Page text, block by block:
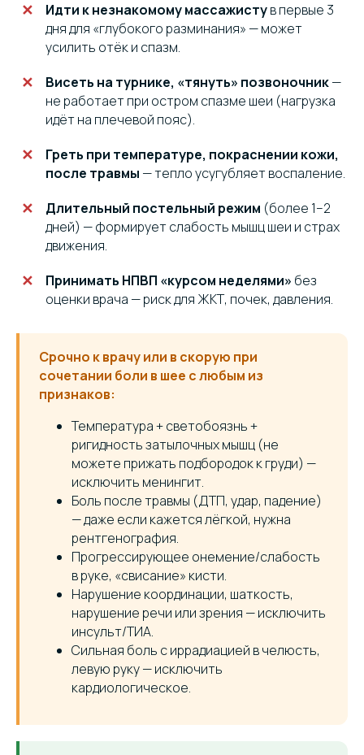
Идти к незнакомому массажистув первые 3
дня для «глубокого разминания» — может
усилить отёк и спазм.
Висеть на турнике, «тянуть» позвоночник—
не работает при остром спазме шеи (нагрузка
идёт на плечевой пояс).
Греть при температуре, покраснении кожи,
после травмы — тепло усугубляет воспаление.
Длительный постельный режим (более 1–2
дней) — формирует слабость мышц шеи и страх
движения.
Принимать НПВП «курсом неделями» без
оценки врача — риск для ЖКТ, почек, давления.
Срочно к врачу или в скорую при
сочетании боли в шее с любым из
признаков:
Температура + светобоязнь +
ригидность затылочных мышц (не
можете прижать подбородок к груди) —
исключить менингит.
Боль после травмы (ДТП, удар, падение)
— даже если кажется лёгкой, нужна
рентгенография.
Прогрессирующее онемение/слабость
в руке, «свисание» кисти.
Нарушение координации, шаткость,
нарушение речи или зрения — исключить
инсульт/ТИА.
Сильная боль с иррадиацией в челюсть,
левую руку — исключить
кардиологическое.